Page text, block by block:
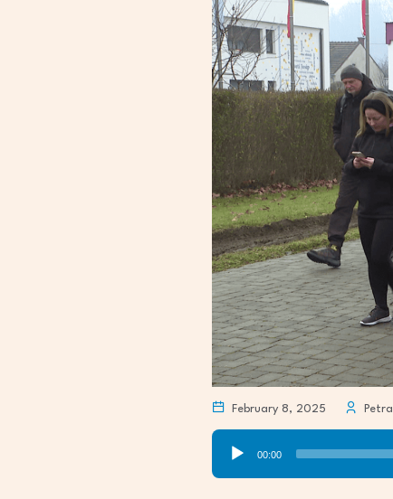
February 8, 2025
Audio
Player
00:00